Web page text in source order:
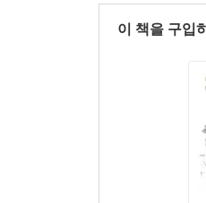
이 책을 구입